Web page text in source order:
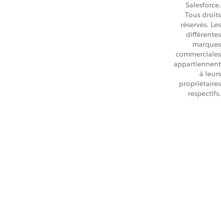
Salesforce.
Tous droits
réservés. Les
différentes
marques
commerciales
appartiennent
à leurs
propriétaires
respectifs.